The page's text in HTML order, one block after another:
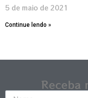
5 de maio de 2021
Continue lendo »
Receba